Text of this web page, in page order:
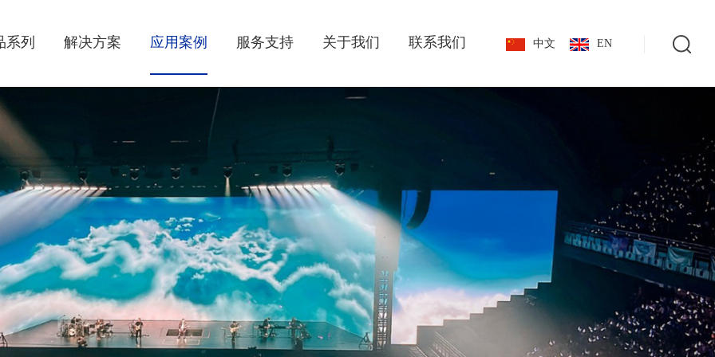
中文 EN
系列 解决方案 应用案例 服务支持 关于我们 联系我们